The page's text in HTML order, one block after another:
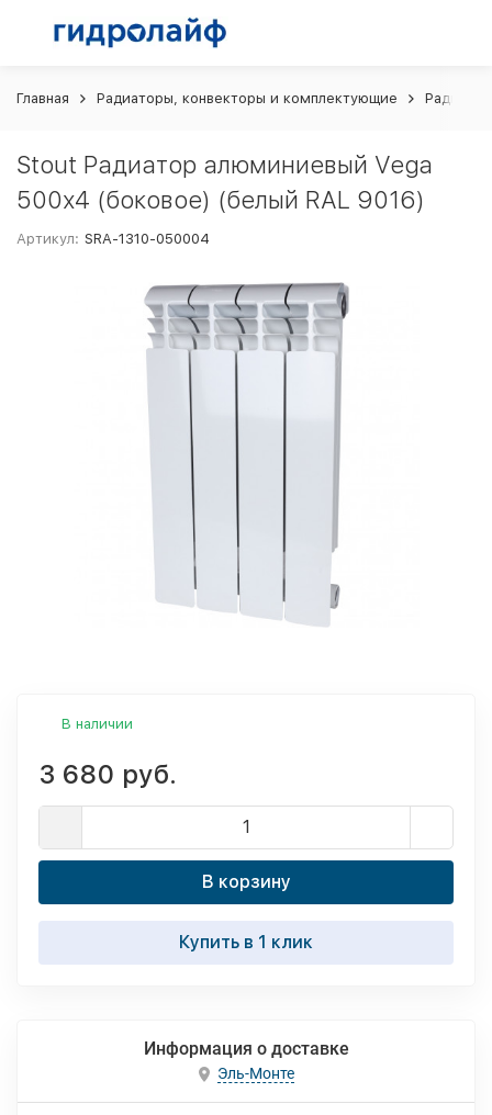
Главная Радиаторы, конвекторы и комплектующие
Stout Радиатор алюминиевый Vega
500х4 (боковое) (белый RAL 9016)
Артикул: SRA-1310-050004
В наличии
3 680 руб.
В корзину
Купить в 1 клик
Информация о доставке
Эль-Монте